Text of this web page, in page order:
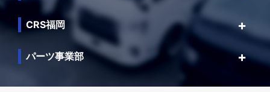
CRS福岡
パーツ事業部